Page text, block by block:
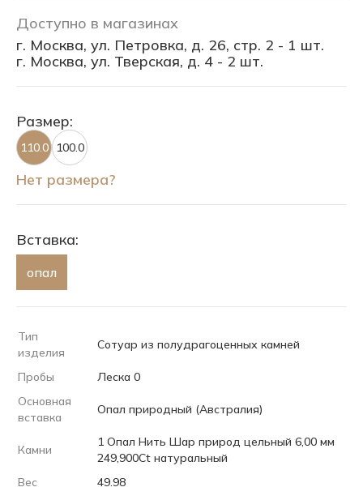
Доступно в магазинах
г. Москва, ул. Петровка, д. 26, стр. 2 - 1 шт.
г. Москва, ул. Тверская, д. 4 - 2 шт.
Размер:
110.0 100.0
Нет размера?
Вставка:
опал
Тип
изделия
Сотуар из полудрагоценных камней
Пробы
Леска 0
Основная
вставка
Опал природный (Австралия)
Камни
1 Опал Нить Шар природ цельный 6,00 мм
249,900Ct натуральный
Вес
49.98